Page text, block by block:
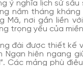
ý nghĩa lịch sử
năm tháng
Mã, nơi gắn liền
trọng yếu của
đài được thiết kế
Ngạn hiên ngang
Các mảng phù